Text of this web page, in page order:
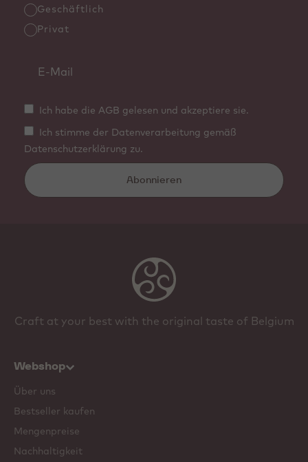
Geschäftlich
Privat
Ich habe die AGB gelesen und akzeptiere sie.
Ich stimme der Datenverarbeitung gemäß
Datenschutzerklärung zu.
Abonnieren
Craft at your best with the original taste of Belgium
Webshop
Über uns
Bestseller kaufen
Mengenpreise
Nachhaltigkeit